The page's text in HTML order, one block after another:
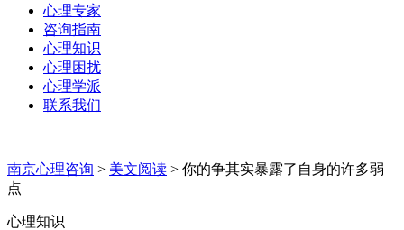
心理专家
咨询指南
心理知识
心理困扰
心理学派
联系我们
南京心理咨询 > 美文阅读 > 你的争其实暴露了自身的许多弱
点
心理知识